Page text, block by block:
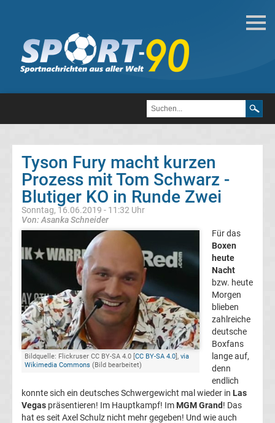
Boxen
Boxen
Boxen
News
Box
News
aktuell
Boxen
heute
im
RTL
Tyson Fury macht kurzen
Prozess mit Tom Schwarz -
Blutiger KO in Runde Zwei
Sonntag, 16.06.2019 - 11:32 Uhr
Von: Asanka Schneider
Bildquelle: Flickruser CC BY-SA 4.0 [CC BY-SA 4.0], via
Wikimedia Commons (Bild bearbeitet)
Für das
Boxen
heute
Nacht
bzw. heute
Morgen
blieben
zahlreiche
deutsche
Boxfans
lange auf,
denn
endlich
konnte sich ein deutsches Schwergewicht mal wieder in Las
Vegas präsentieren! Im Hauptkampf! Im MGM Grand! Das
hat es seit Axel Schulz nicht mehr gegeben! Und wie auch